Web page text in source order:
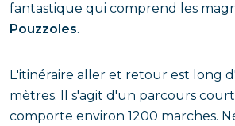
fantastique qui comprend les
Pouzzoles.
L'itinéraire aller et retour est long
mètres. Il s'agit d'un parcours
comporte environ 1200 marches.